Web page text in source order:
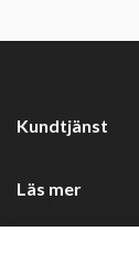
Kundtjänst
Läs mer